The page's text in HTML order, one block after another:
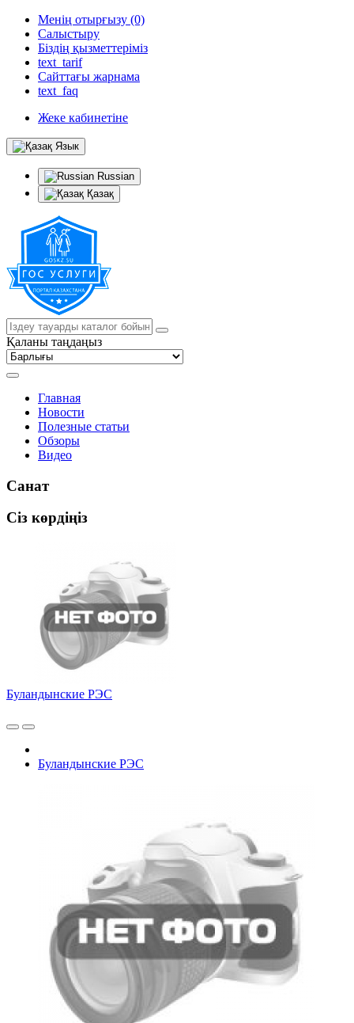
Менің отырғызу (0)
Салыстыру
Біздің қызметтеріміз
text_tarif
Сайттағы жарнама
text_faq
Жеке кабинетіне
Язык
Russian
Қазақ
Қаланы таңдаңыз
Главная
Новости
Полезные статьи
Обзоры
Видео
Санат
Сіз көрдіңіз
Буландынские РЭС
Буландынские РЭС